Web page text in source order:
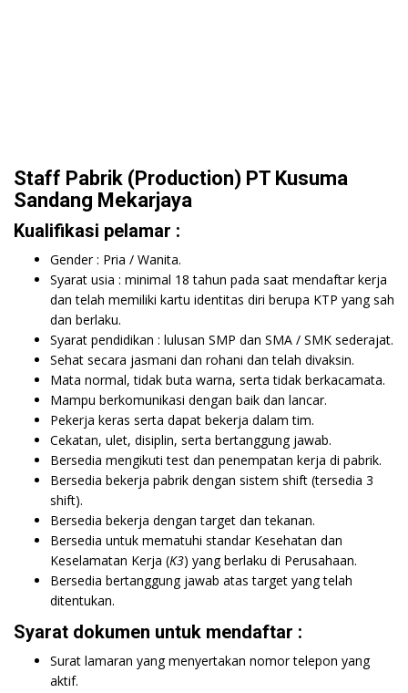
Staff Pabrik (Production) PT Kusuma
Sandang Mekarjaya
Kualifikasi pelamar :
Gender : Pria / Wanita.
Syarat usia : minimal 18 tahun pada saat mendaftar kerja
dan telah memiliki kartu identitas diri berupa KTP yang sah
dan berlaku.
Syarat pendidikan : lulusan SMP dan SMA / SMK sederajat.
Sehat secara jasmani dan rohani dan telah divaksin.
Mata normal, tidak buta warna, serta tidak berkacamata.
Mampu berkomunikasi dengan baik dan lancar.
Pekerja keras serta dapat bekerja dalam tim.
Cekatan, ulet, disiplin, serta bertanggung jawab.
Bersedia mengikuti test dan penempatan kerja di pabrik.
Bersedia bekerja pabrik dengan sistem shift (tersedia 3
shift).
Bersedia bekerja dengan target dan tekanan.
Bersedia untuk mematuhi standar Kesehatan dan
Keselamatan Kerja (K3) yang berlaku di Perusahaan.
Bersedia bertanggung jawab atas target yang telah
ditentukan.
Syarat dokumen untuk mendaftar :
Surat lamaran yang menyertakan nomor telepon yang
aktif.